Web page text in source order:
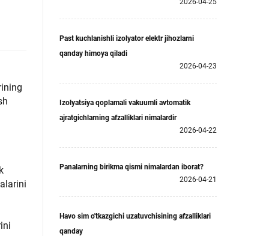
2026-04-25
Past kuchlanishli izolyator elektr jihozlarni
qanday himoya qiladi
2026-04-23
Izolyatsiya qoplamali vakuumli avtomatik
ajratgichlarning afzalliklari nimalardir
2026-04-22
Panalarning birikma qismi nimalardan iborat?
2026-04-21
Havo sim o'tkazgichi uzatuvchisining afzalliklari
qanday